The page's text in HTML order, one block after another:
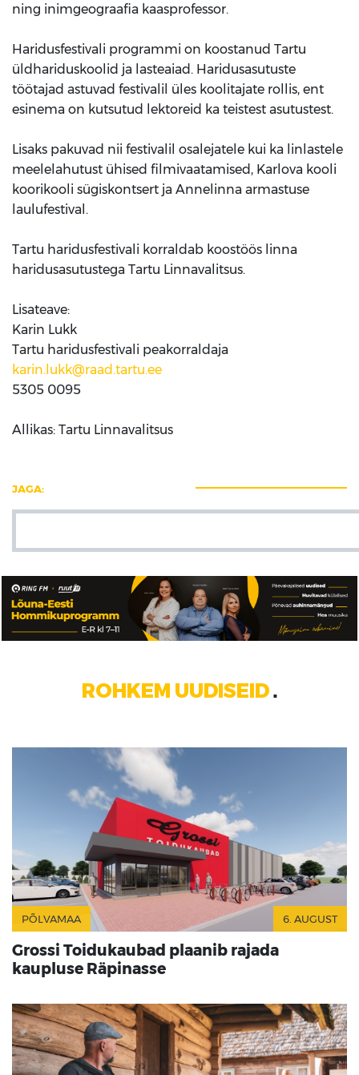
ning inimgeograafia kaasprofessor.
Haridusfestivali programmi on koostanud Tartu
üldhariduskoolid ja lasteaiad. Haridusasutuste
töötajad astuvad festivalil üles koolitajate rollis, ent
esinema on kutsutud lektoreid ka teistest asutustest.
Lisaks pakuvad nii festivalil osalejatele kui ka linlastele
meelelahutust ühised filmivaatamised, Karlova kooli
koorikooli sügiskontsert ja Annelinna armastuse
laulufestival.
Tartu haridusfestivali korraldab koostöös linna
haridusasutustega Tartu Linnavalitsus.
Lisateave:
Karin Lukk
Tartu haridusfestivali peakorraldaja
karin.lukk@raad.tartu.ee
5305 0095
Allikas: Tartu Linnavalitsus
JAGA:
ROHKEM UUDISEID ■
PÕLVAMAA 6. AUGUST
Grossi Toidukaubad plaanib rajada
kaupluse Räpinasse